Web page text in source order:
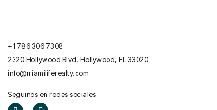
+1 786 306 7308
2320 Hollywood Blvd. Hollywood, FL 33020
info@miamiliferealty.com
Seguinos en redes sociales